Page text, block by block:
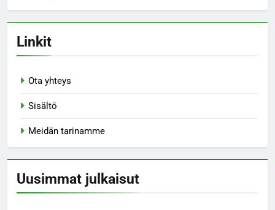
Linkit
Ota yhteys
Sisältö
Meidän tarinamme
Uusimmat julkaisut